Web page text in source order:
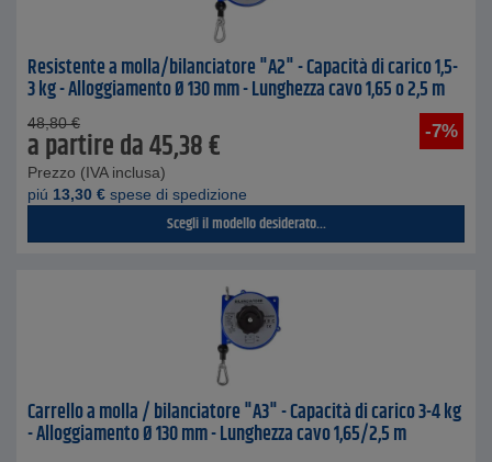
Resistente a molla/bilanciatore "A2" - Capacità di carico 1,5-
3 kg - Alloggiamento Ø 130 mm - Lunghezza cavo 1,65 o 2,5 m
-7%
48,80 €
a partire da45,38€
Prezzo (IVA inclusa)
piú 13,30 € spese di spedizione
Scegli il modello desiderato...
Carrello a molla / bilanciatore "A3" - Capacità di carico 3-4 kg
- Alloggiamento Ø 130 mm - Lunghezza cavo 1,65/2,5 m